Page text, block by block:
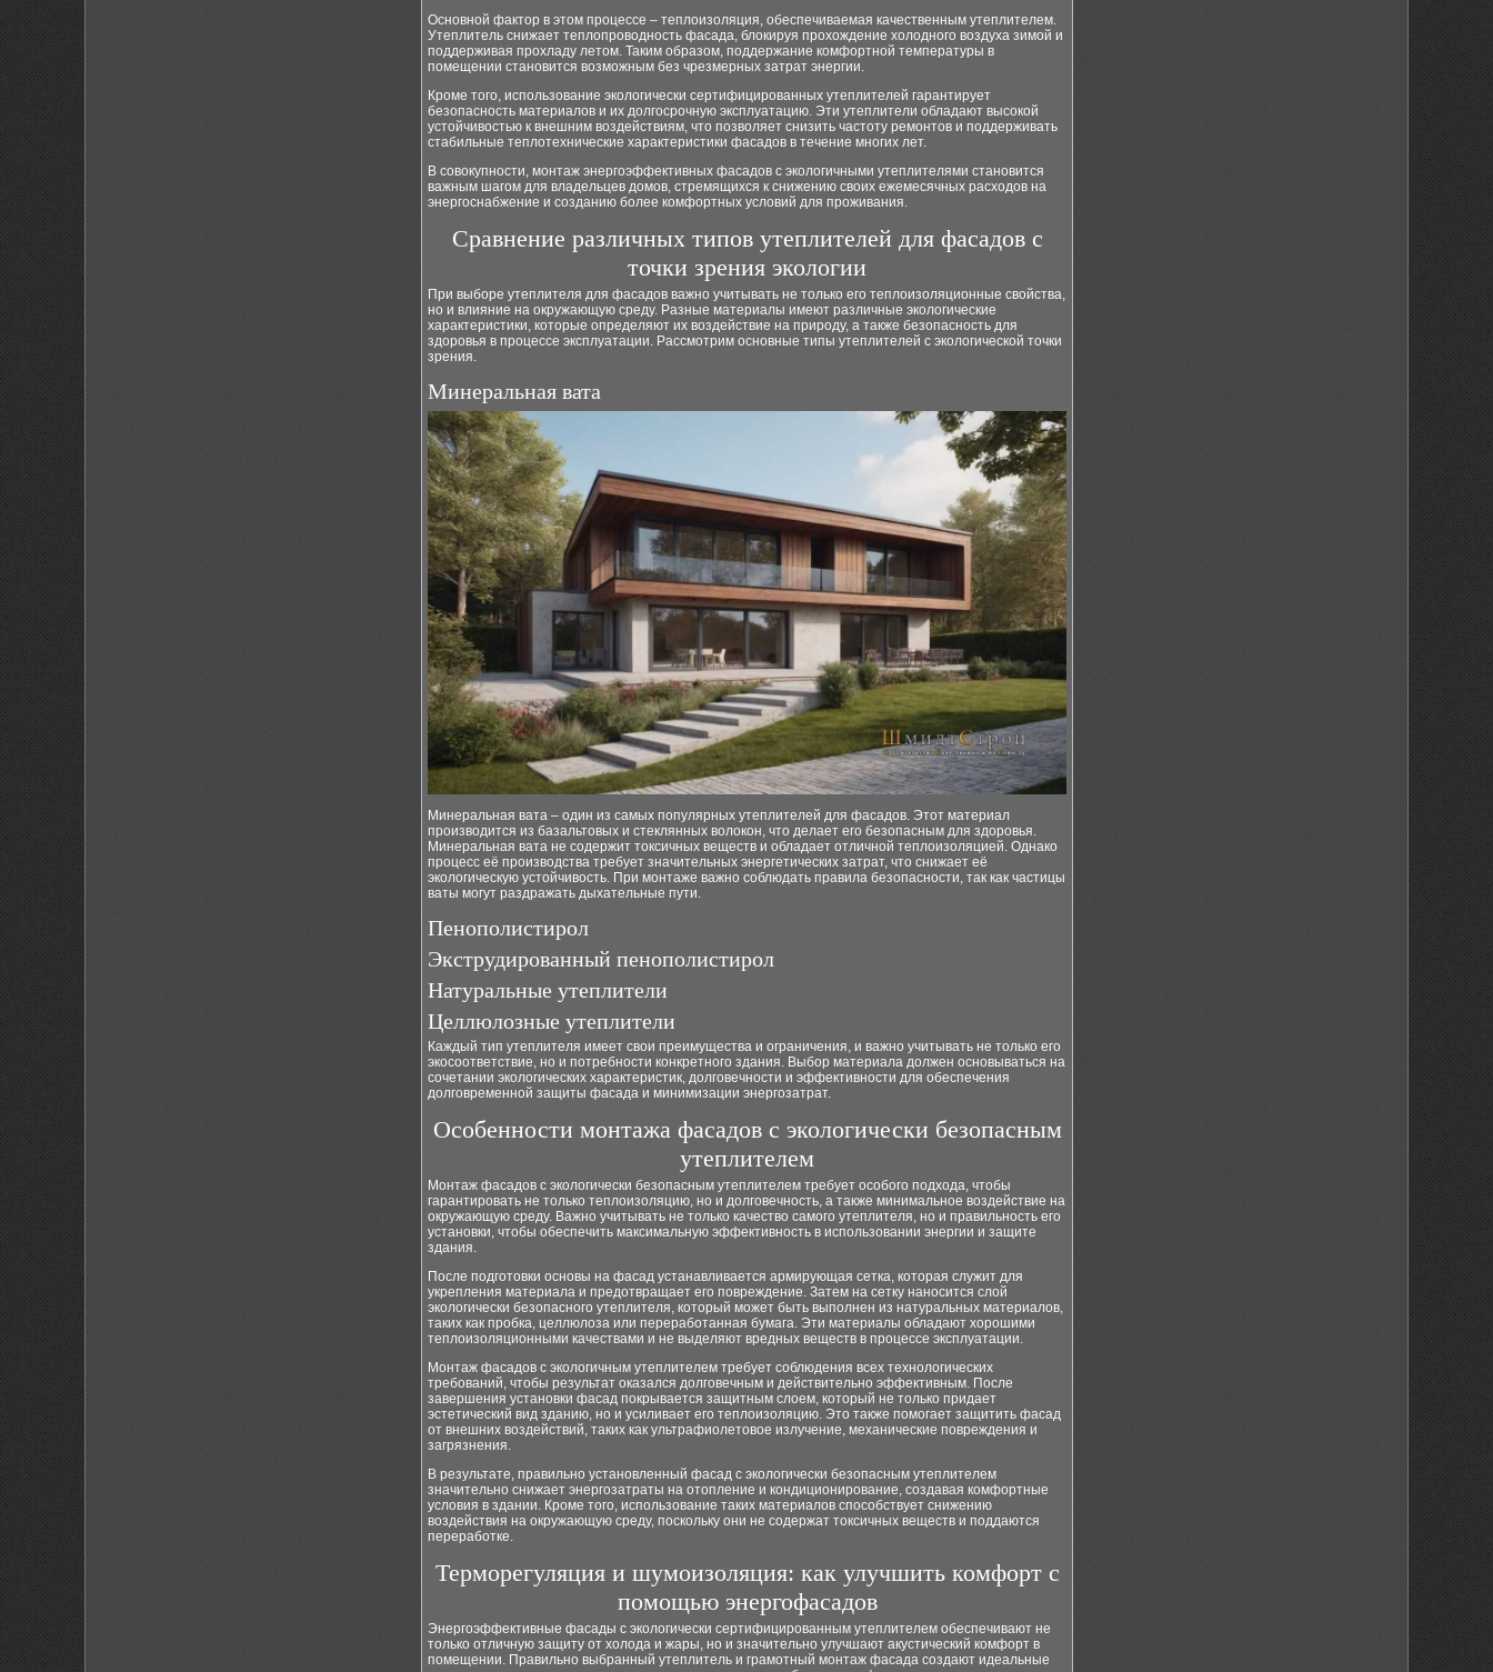
Основной фактор в этом процессе – теплоизоляция, обеспечиваемая качественным утеплителем.
Утеплитель снижает теплопроводность фасада, блокируя прохождение холодного воздуха зимой и
поддерживая прохладу летом. Таким образом, поддержание комфортной температуры в
помещении становится возможным без чрезмерных затрат энергии.
Кроме того, использование экологически сертифицированных утеплителей гарантирует
безопасность материалов и их долгосрочную эксплуатацию. Эти утеплители обладают высокой
устойчивостью к внешним воздействиям, что позволяет снизить частоту ремонтов и поддерживать
стабильные теплотехнические характеристики фасадов в течение многих лет.
В совокупности, монтаж энергоэффективных фасадов с экологичными утеплителями становится
важным шагом для владельцев домов, стремящихся к снижению своих ежемесячных расходов на
энергоснабжение и созданию более комфортных условий для проживания.
Сравнение различных типов утеплителей для фасадов с
точки зрения экологии
При выборе утеплителя для фасадов важно учитывать не только его теплоизоляционные свойства,
но и влияние на окружающую среду. Разные материалы имеют различные экологические
характеристики, которые определяют их воздействие на природу, а также безопасность для
здоровья в процессе эксплуатации. Рассмотрим основные типы утеплителей с экологической точки
зрения.
Минеральная вата
Минеральная вата – один из самых популярных утеплителей для фасадов. Этот материал
производится из базальтовых и стеклянных волокон, что делает его безопасным для здоровья.
Минеральная вата не содержит токсичных веществ и обладает отличной теплоизоляцией. Однако
процесс её производства требует значительных энергетических затрат, что снижает её
экологическую устойчивость. При монтаже важно соблюдать правила безопасности, так как частицы
ваты могут раздражать дыхательные пути.
Пенополистирол
Экструдированный пенополистирол
Натуральные утеплители
Целлюлозные утеплители
Каждый тип утеплителя имеет свои преимущества и ограничения, и важно учитывать не только его
экосоответствие, но и потребности конкретного здания. Выбор материала должен основываться на
сочетании экологических характеристик, долговечности и эффективности для обеспечения
долговременной защиты фасада и минимизации энергозатрат.
Особенности монтажа фасадов с экологически безопасным
утеплителем
Монтаж фасадов с экологически безопасным утеплителем требует особого подхода, чтобы
гарантировать не только теплоизоляцию, но и долговечность, а также минимальное воздействие на
окружающую среду. Важно учитывать не только качество самого утеплителя, но и правильность его
установки, чтобы обеспечить максимальную эффективность в использовании энергии и защите
здания.
После подготовки основы на фасад устанавливается армирующая сетка, которая служит для
укрепления материала и предотвращает его повреждение. Затем на сетку наносится слой
экологически безопасного утеплителя, который может быть выполнен из натуральных материалов,
таких как пробка, целлюлоза или переработанная бумага. Эти материалы обладают хорошими
теплоизоляционными качествами и не выделяют вредных веществ в процессе эксплуатации.
Монтаж фасадов с экологичным утеплителем требует соблюдения всех технологических
требований, чтобы результат оказался долговечным и действительно эффективным. После
завершения установки фасад покрывается защитным слоем, который не только придает
эстетический вид зданию, но и усиливает его теплоизоляцию. Это также помогает защитить фасад
от внешних воздействий, таких как ультрафиолетовое излучение, механические повреждения и
загрязнения.
В результате, правильно установленный фасад с экологически безопасным утеплителем
значительно снижает энергозатраты на отопление и кондиционирование, создавая комфортные
условия в здании. Кроме того, использование таких материалов способствует снижению
воздействия на окружающую среду, поскольку они не содержат токсичных веществ и поддаются
переработке.
Терморегуляция и шумоизоляция: как улучшить комфорт с
помощью энергофасадов
Энергоэффективные фасады с экологически сертифицированным утеплителем обеспечивают не
только отличную защиту от холода и жары, но и значительно улучшают акустический комфорт в
помещении. Правильно выбранный утеплитель и грамотный монтаж фасада создают идеальные